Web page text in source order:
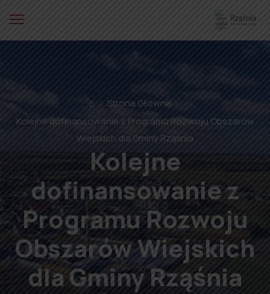
⌂
Strona Główna
Kolejne dofinansowanie z Programu Rozwoju Obszarów
Wiejskich dla Gminy Rząśnia
Kolejne
dofinansowanie z
Programu Rozwoju
Obszarów Wiejskich
dla Gminy Rząśnia